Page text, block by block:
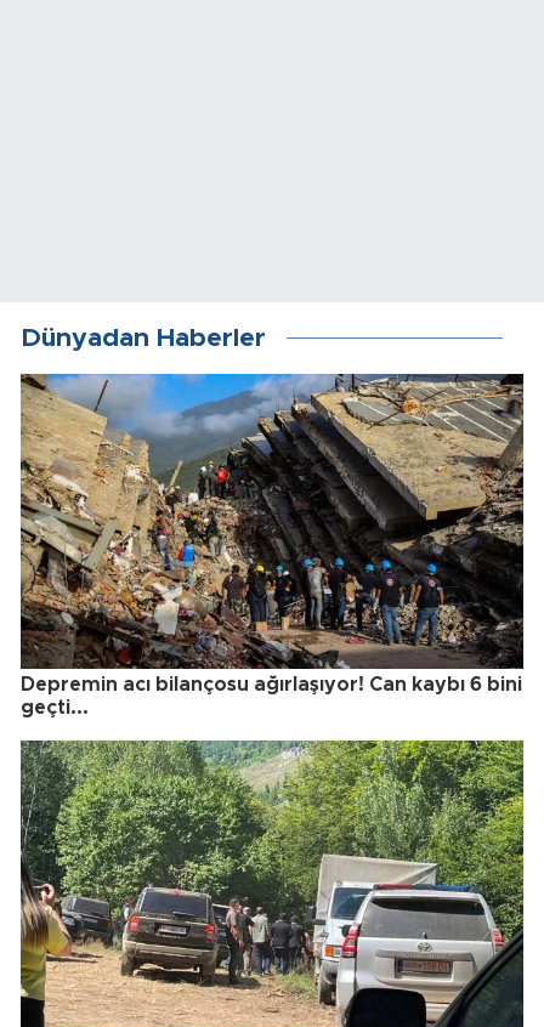
Dünyadan Haberler
Depremin acı bilançosu ağırlaşıyor! Can kaybı 6 bini
geçti...